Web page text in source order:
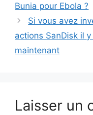
Bunia pour Ebola ?
Si vous avez
actions SanDisk il
maintenant
Laisser un